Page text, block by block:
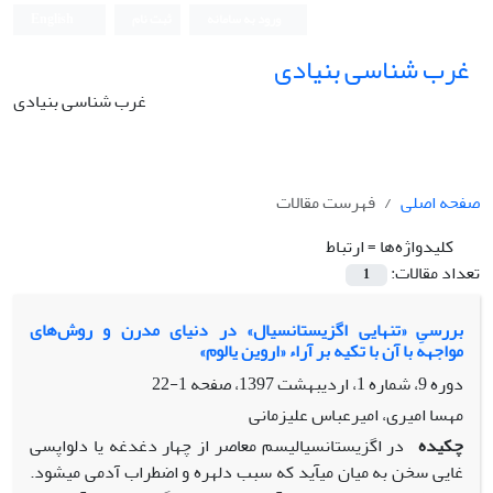
غرب شناسی بنیادی
غرب شناسی بنیادی
صفحه اصلی
فهرست مقالات
کلیدواژه‌ها =ارتباط
تعداد مقالات:
1
بررسیِ «تنهایی اگزیستانسیال» در دنیای مدرن و روش‌های
مواجهه با آن با تکیه بر آراء «اروین یالوم»
دوره 9، شماره 1، اردیبهشت 1397، صفحه
1-22
مهسا امیری، امیرعباس علیزمانی
چکیده در اگزیستانسیالیسم معاصر از چهار دغدغه یا دلواپسی
غایی سخن به میان می­آید که سبب دلهره و اضطراب آدمی می­شود.